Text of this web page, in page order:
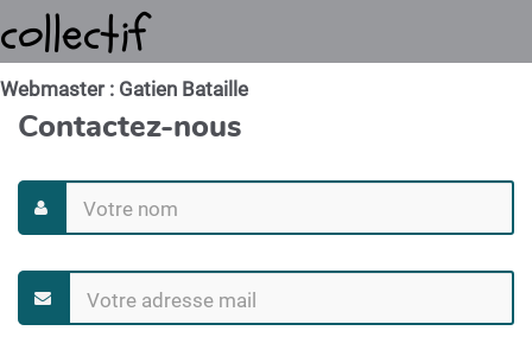
collectif
Webmaster : Gatien Bataille
Contactez-nous